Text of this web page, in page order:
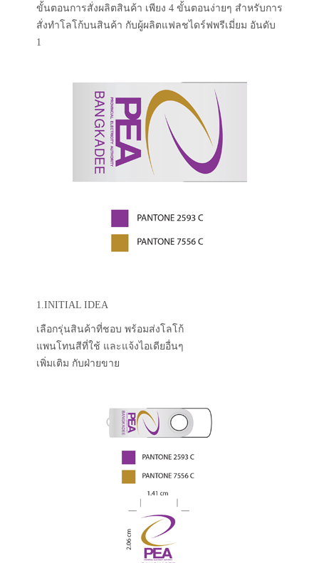
ขั้นตอนการสั่งผลิตสินค้า เพียง 4 ขั้นตอนง่ายๆ สำหรับการ
สั่งทำโลโก้บนสินค้า กับผู้ผลิตแฟลชไดร์ฟพรีเมี่ยม อันดับ
1
1.INITIAL IDEA
เลือกรุ่นสินค้าที่ชอบ พร้อมส่งโลโก้
แพนโทนสีที่ใช้ และแจ้งไอเดียอื่นๆ
เพิ่มเติม กับฝ่ายขาย